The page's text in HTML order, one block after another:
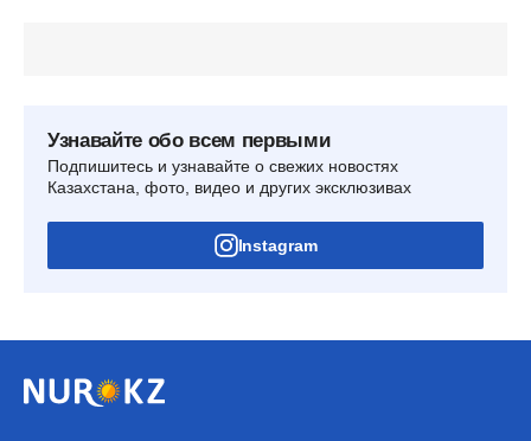
Узнавайте обо всем первыми
Подпишитесь и узнавайте о свежих новостях
Казахстана, фото, видео и других эксклюзивах
Instagram